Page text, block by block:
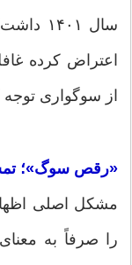
سال
اعتراض کرده
از سوگواری توجه
«رقص سوگ»؛
مشکل اصلی
را صرفاً به